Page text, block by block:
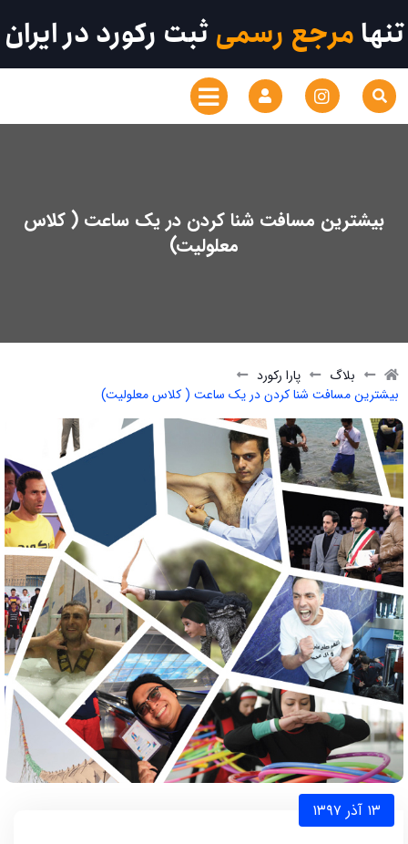
تنهامرجع رسمیثبت رکورد در ایران
بیشترین مسافت شنا کردن در یک ساعت ( کلاس
معلولیت)
بلاگ
پارا رکورد
بیشترین مسافت شنا کردن در یک ساعت ( کلاس معلولیت)
۱۳ آذر ۱۳۹۷